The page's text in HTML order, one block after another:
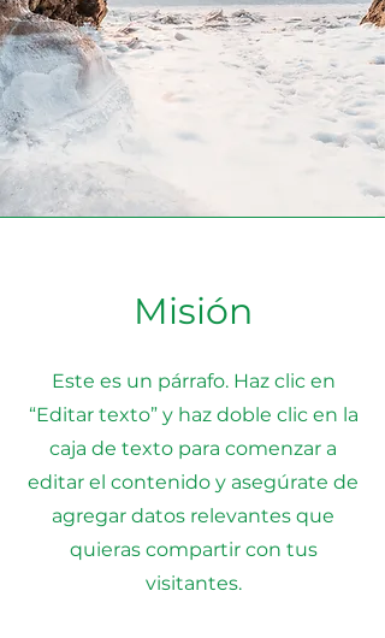
Misión
Este es un párrafo. Haz clic en
“Editar texto” y haz doble clic en la
caja de texto para comenzar a
editar el contenido y asegúrate de
agregar datos relevantes que
quieras compartir con tus
visitantes.